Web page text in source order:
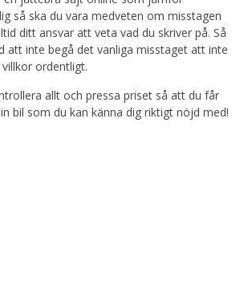
så ska du vara medveten om misstagen
ditt ansvar att veta vad du skriver på. Så
att inte begå det vanliga misstaget att inte
ordentligt.
allt och pressa priset så att du får
bil som du kan känna dig riktigt nöjd med!